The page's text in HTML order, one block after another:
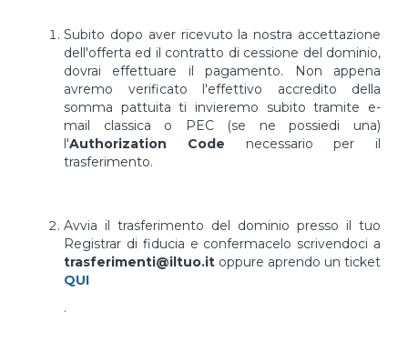
Subito dopo aver ricevuto la nostra accettazione
dell'offerta ed il contratto di cessione del dominio,
dovrai effettuare il pagamento. Non appena
avremo verificato l'effettivo accredito della
somma pattuita ti invieremo subito tramite e-
mail classica o PEC (se ne possiedi una)
l'Authorization Code necessario per il
trasferimento.
Avvia il trasferimento del dominio presso il tuo
Registrar di fiducia e confermacelo scrivendoci a
trasferimenti@iltuo.it oppure aprendo un ticket
QUI
.